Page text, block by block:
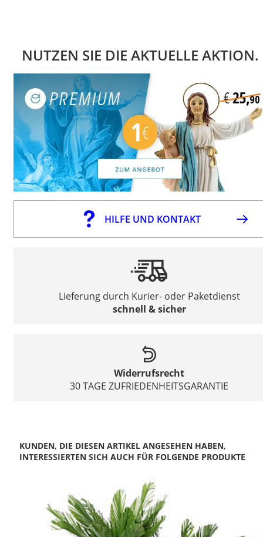
NUTZEN SIE DIE AKTUELLE AKTION.
HILFE UND KONTAKT
Lieferung durch Kurier- oder Paketdienst
schnell & sicher
Widerrufsrecht
30 TAGE ZUFRIEDENHEITSGARANTIE
KUNDEN, DIE DIESEN ARTIKEL ANGESEHEN HABEN,
INTERESSIERTEN SICH AUCH FÜR FOLGENDE PRODUKTE